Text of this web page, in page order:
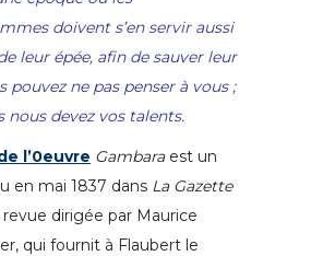
doivent s’en servir aussi
leur épée, afin de sauver leur
pouvez ne pas penser à vous ;
nous devez vos talents.
l’0euvre Gambaraest un
en mai 1837 dans La Gazette
revue dirigée par Maurice
qui fournit à Flaubert le